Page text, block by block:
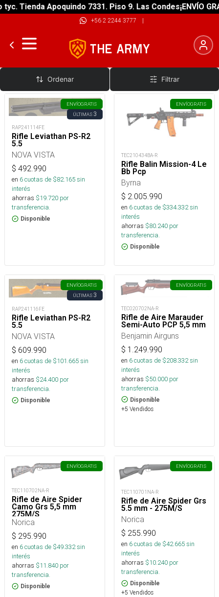
Tienda Apoquindo 7331. Piso 9. Las Condes¡ENVÍO
+56 2 2244 3777 |
Rifles Aire Comprimido
Ordenar Filtrar
ENVÍOGRATIS
ÚLTIMAS3
RAP241114FE
Rifle Leviathan PS-R2
5.5
NOVA VISTA
$ 492.990
en 6cuotas de $82.165sin
interés
ahorras $19.720 por
transferencia.
Disponible
ENVÍOGRATIS
TEC210434BA-R
Rifle Balin Mission-4 Le
Bb Pcp
Byrna
$ 2.005.990
en 6cuotas de $334.332sin
interés
ahorras $80.240 por
transferencia.
Disponible
ENVÍOGRATIS
ÚLTIMAS3
RAP241116FE
Rifle Leviathan PS-R2
5.5
NOVA VISTA
$ 609.990
en 6cuotas de $101.665sin
interés
ahorras $24.400 por
transferencia.
Disponible
ENVÍOGRATIS
TEC020702NA-R
Rifle de Aire Marauder
Semi-Auto PCP 5,5 mm
Benjamin Airguns
$ 1.249.990
en 6cuotas de $208.332sin
interés
ahorras $50.000 por
transferencia.
Disponible
+5 Vendidos
ENVÍOGRATIS
TEC110702NA-R
Rifle de Aire Spider
Camo Grs 5,5 mm
275M/S
Norica
$ 295.990
en 6cuotas de $49.332sin
interés
ahorras $11.840 por
transferencia.
Disponible
ENVÍOGRATIS
TEC110701NA-R
Rifle de Aire Spider Grs
5.5 mm - 275M/S
Norica
$ 255.990
en 6cuotas de $42.665sin
interés
ahorras $10.240 por
transferencia.
Disponible
+5 Vendidos